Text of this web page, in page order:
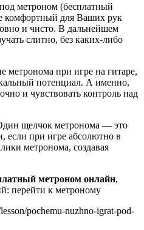
метроном (бесплатный
комфортный для Ваших рук
и чисто. В дальнейшем
слитно, без каких-либо
метронома при игре на гитаре,
потенциал. А именно,
и чувствовать контроль над
щелчок метронома — это
если при игре абсолютно в
метронома, создавая
метроном онлайн,
перейти к метроному
pochemu-nuzhno-igrat-pod-